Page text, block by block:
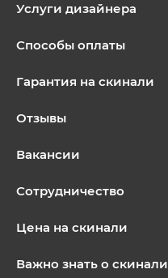
Услуги дизайнера
Способы оплаты
Гарантия на скинали
Отзывы
Вакансии
Сотрудничество
Цена на скинали
Важно знать о скинали